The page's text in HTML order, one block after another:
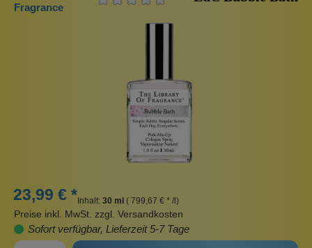
Fragrance
23,99 € *Inhalt: 30 ml ( 799,67 € * /l)
Preise inkl. MwSt. zzgl. Versandkosten
Sofort verfügbar, Lieferzeit 5-7 Tage